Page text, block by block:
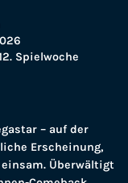
Spielwoche
– auf der
Erscheinung,
Überwältigt